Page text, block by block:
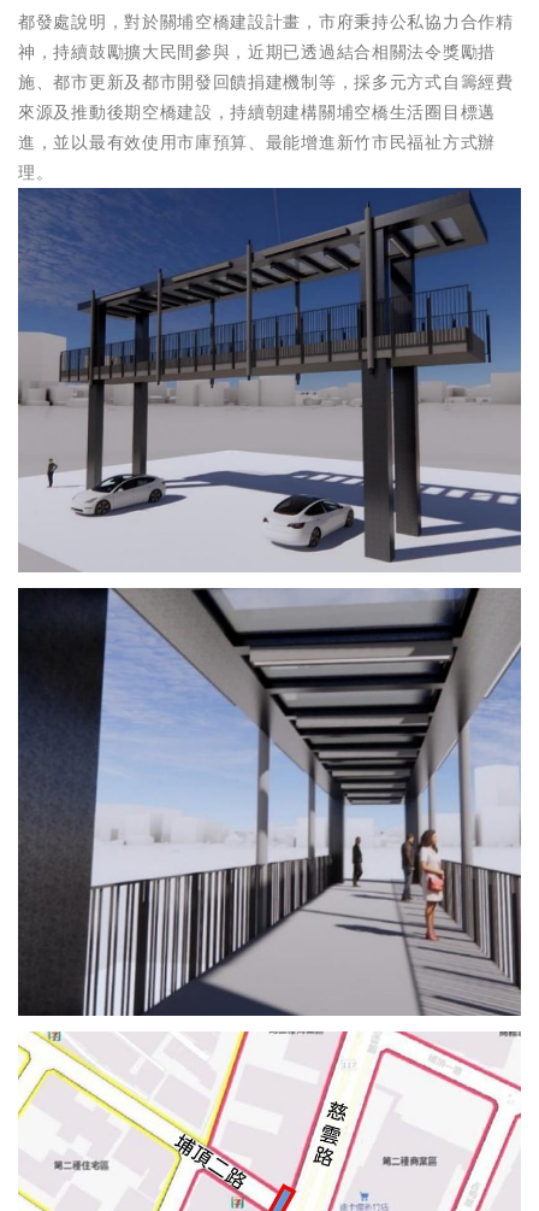
都發處說明，對於關埔空橋建設計畫，市府秉持公私協力合作精
神，持續鼓勵擴大民間參與，近期已透過結合相關法令獎勵措
施、都市更新及都市開發回饋捐建機制等，採多元方式自籌經費
來源及推動後期空橋建設，持續朝建構關埔空橋生活圈目標邁
進，並以最有效使用市庫預算、最能增進新竹市民福祉方式辦
理。